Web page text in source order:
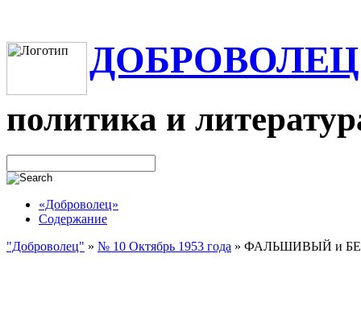
ДОБРОВОЛЕЦ
политика и
«Доброволец»
Содержание
"Доброволец" » № 10 Октябрь 1953 года » ФАЛЬШИВЫЙ и